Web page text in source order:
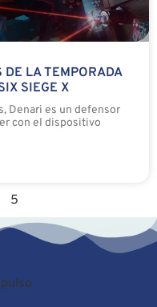
DE LA TEMPORADA
SIEGE X
Denari es un defensor
con el dispositivo
5